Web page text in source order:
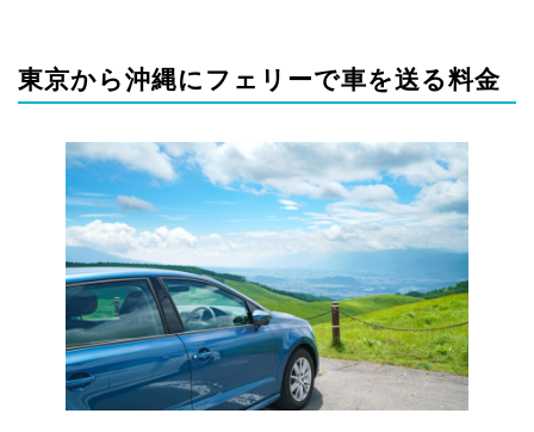
東京から沖縄にフェリーで車を送る料金